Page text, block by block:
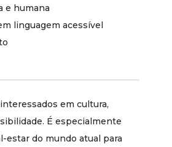
questiona a tendência de
humano apenas a soluções
poesia
tratamento
Não. A poesia não é
substituta da medicina, mas
e humana
linguagem acessível
em cultura,
É especialmente
estar do mundo atual para